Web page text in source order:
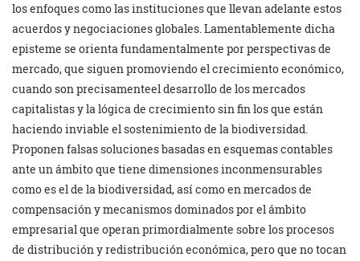
los enfoques como las instituciones que llevan adelante estos
acuerdos y negociaciones globales. Lamentablemente dicha
episteme se orienta fundamentalmente por perspectivas de
mercado, que siguen promoviendo el crecimiento económico,
cuando son precisamenteel desarrollo de los mercados
capitalistas y la lógica de crecimiento sin fin los que están
haciendo inviable el sostenimiento de la biodiversidad.
Proponen falsas soluciones basadas en esquemas contables
ante un ámbito que tiene dimensiones inconmensurables
como es el de la biodiversidad, así como en mercados de
compensación y mecanismos dominados por el ámbito
empresarial que operan primordialmente sobre los procesos
de distribución y redistribución económica, pero que no tocan